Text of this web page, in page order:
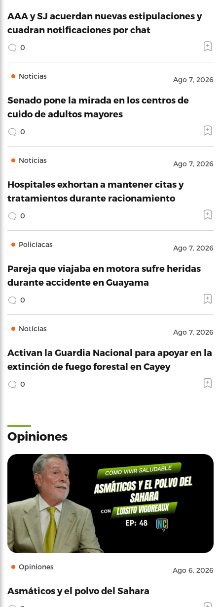
AAA y SJ acuerdan nuevas estipulaciones y
cuadran notificaciones por chat
0
Noticias Ago 7, 2026
Senado pone la mirada en los centros de
cuido de adultos mayores
0
Noticias Ago 7, 2026
Hospitales exhortan a mantener citas y
tratamientos durante racionamiento
0
Policíacas Ago 7, 2026
Pareja que viajaba en motora sufre heridas
durante accidente en Guayama
0
Noticias Ago 7, 2026
Activan la Guardia Nacional para apoyar en la
extinción de fuego forestal en Cayey
0
Opiniones
Opiniones Ago 6, 2026
Asmáticos y el polvo del Sahara